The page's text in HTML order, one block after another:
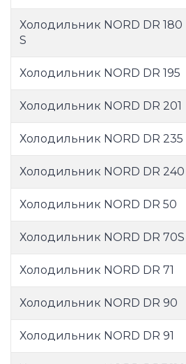
Холодильник NORD DR 180
S
Холодильник NORD DR 195
Холодильник NORD DR 201
Холодильник NORD DR 235
Холодильник NORD DR 240
Холодильник NORD DR 50
Холодильник NORD DR 70S
Холодильник NORD DR 71
Холодильник NORD DR 90
Холодильник NORD DR 91